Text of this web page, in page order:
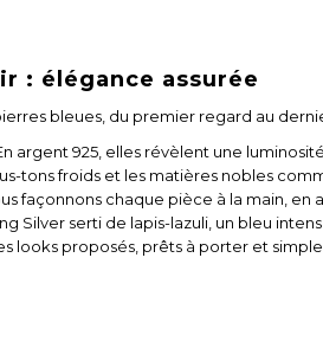
: élégance assurée
bleues, du premier regard au
argent 925, elles révèlent une
tons froids et les matières nobles
façonnons chaque pièce à la main, en
Silver serti de lapis-lazuli, un bleu
looks proposés, prêts à porter et